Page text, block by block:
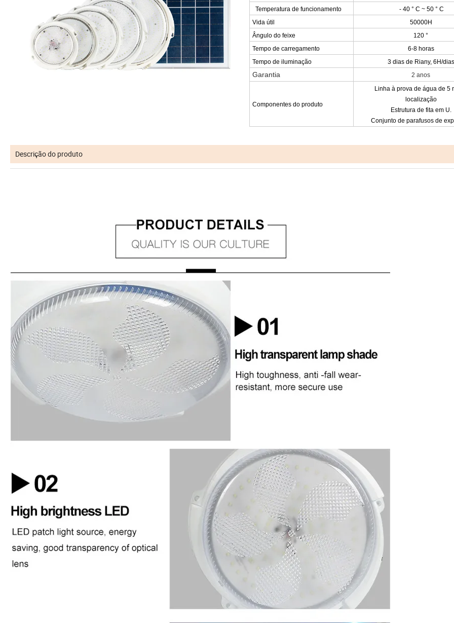
Temperatura de funcionamento
- 40 ° C ~ 50 ° C
Vida útil
50000H
Ângulo do feixe
120 °
Tempo de carregamento
6-8 horas
Tempo de iluminação
3 dias de Riany, 6H/dias
Garantia 2 anos
Componentes do produto
Linha à prova de água de 5
localização
Estrutura de fita em U.
Conjunto de parafusos de
Descrição do produto